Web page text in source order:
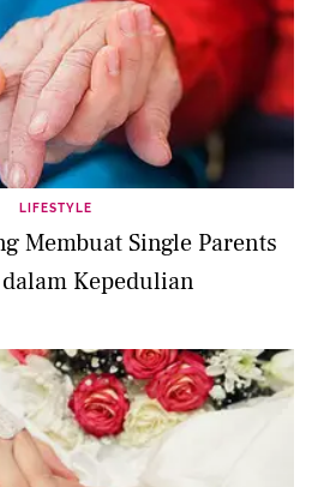
LIFESTYLE
Membuat Single Parents
Kepedulian